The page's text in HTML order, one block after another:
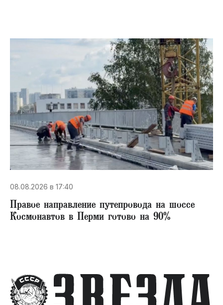
08.08.2026 в 17:40
Правое направление путепровода на шоссе
Космонавтов в Перми готово на 90%